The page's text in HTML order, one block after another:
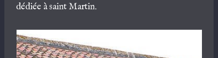
dédiée à saint Martin.